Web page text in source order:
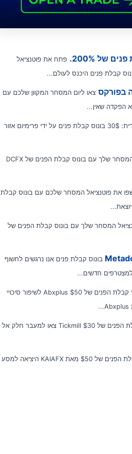
פתח את פוטנציאל
צאו ליום המסחר המקוון שלכם עם
גישה בלעדית: 30$ בונוס קבלת פנים על ידי פרימיום אזור
התחל את הרפתקת המסחר שלך עם בונוס קבלת הפנים של DCFX
את פוטנציאל המסחר שלכם עם בונוס קבלת
המסחר שלך עם בונוס קבלת הפנים של
Metadoro $100 בונוס קבלת פנים אנו נרגשים לחשוף
היכרות עם תמריץ קבלת הפנים של Abxplus $50 לשיפור סיכויי
גלה את בונוס קבלת הפנים של Tickmill $30 צאו למעבר חלק אל
הכירו את בונוס קבלת הפנים של $50 מאת KAIAFX היציאה למסע